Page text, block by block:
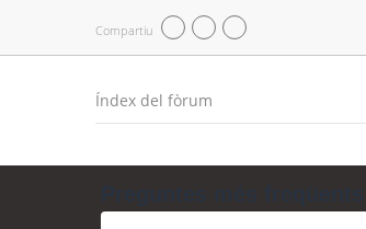
Compartiu
Índex del fòrum